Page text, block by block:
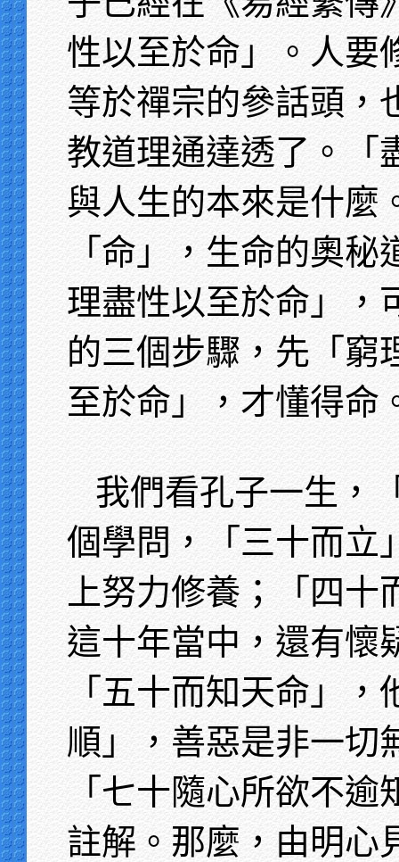
性以至於命」。人要
等於禪宗的參話頭，
教道理通達透了。「
與人生的本來是什麼
「命」，生命的奧
理盡性以至於命」，
的三個步驟，先「窮
至於命」，才懂得命
我們看孔子一生，
個學問，「三十而立
上努力修養；「四
這十年當中，還有懷
「五十而知天命」
順」，善惡是非一切
「七十隨心所欲不
註解。那麼，由明心